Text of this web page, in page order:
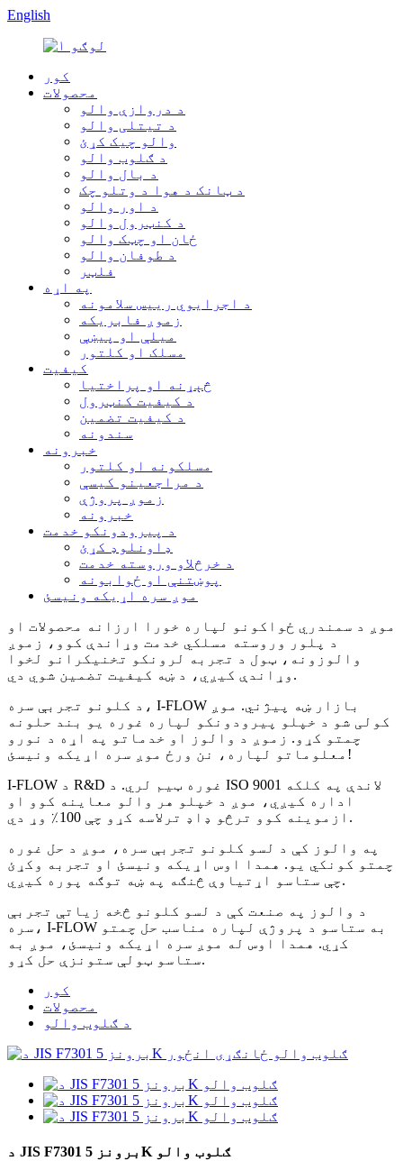
English
کور
محصولات
د دروازې والو
د تیتلی والو
والو چیک کړئ
د ګلوب والو
د بال والو
د ټانک د هوا د وتلو چک
د اور والو
د کنټرول والو
ځان او چټک والو
د طوفان والو
فلټر
په اړه
د اجرایوي رییس سلامونه
زموږ فابریکه
میلې او پیښې
مسلک او کلتور
کیفیت
څېړنه او پراختیا
د کیفیت کنټرول
د کیفیت تضمین
سندونه
خبرونه
مسلکونه او کلتور
د مراجعینو کیسې
زموږ پروژې
خبرونه
د پیرودونکو خدمت
ډاونلوډ کړئ
د خرڅلاو وروسته خدمت
پوښتنې او ځوابونه
موږ سره اړیکه ونیسئ
موږ د سمندري ځواکونو لپاره خورا ارزانه محصولات او
د پلور وروسته مسلکي خدمت وړاندې کوو، زموږ
والوزونه، ټول د تجربه لرونکو تخنیکرانو لخوا
وړاندې کیږي، د ښه کیفیت تضمین شوي دي.
د کلونو تجربې سره، I-FLOW بازار ښه پیژني. موږ
کولی شو د خپلو پیرودونکو لپاره غوره یو بند حلونه
چمتو کړو. زموږ د والوز او خدماتو په اړه د نورو
معلوماتو لپاره، نن ورځ موږ سره اړیکه ونیسئ!
I-FLOW د R&D غوره ټیم لري. د ISO 9001 لاندې په کلکه
اداره کیږي، موږ د خپلو هر والو معاینه کوو او
ازموینه کوو ترڅو ډاډ ترلاسه کړو چې 100٪ وړ دي.
په والوز کې د لسو کلونو تجربې سره، موږ د حل غوره
چمتو کونکي یو. همدا اوس اړیکه ونیسئ او تجربه وکړئ
چې ستاسو اړتیاوې څنګه په ښه توګه پوره کیږي.
د والوز په صنعت کې د لسو کلونو څخه زیاتې تجربې
سره، I-FLOW به ستاسو د پروژې لپاره مناسب حل چمتو
کړي. همدا اوس له موږ سره اړیکه ونیسئ، موږ به
ستاسو ټولې ستونزې حل کړو.
کور
محصولات
د ګلوب والو
د JIS F7301 برونز 5K ګلوب والو